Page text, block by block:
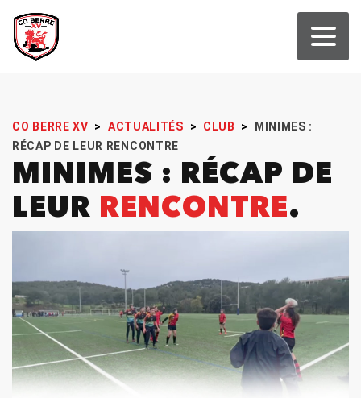
CO BERRE XV > ACTUALITÉS > CLUB >
MINIMES :
RÉCAP DE LEUR RENCONTRE
MINIMES : RÉCAP DE
LEUR RENCONTRE